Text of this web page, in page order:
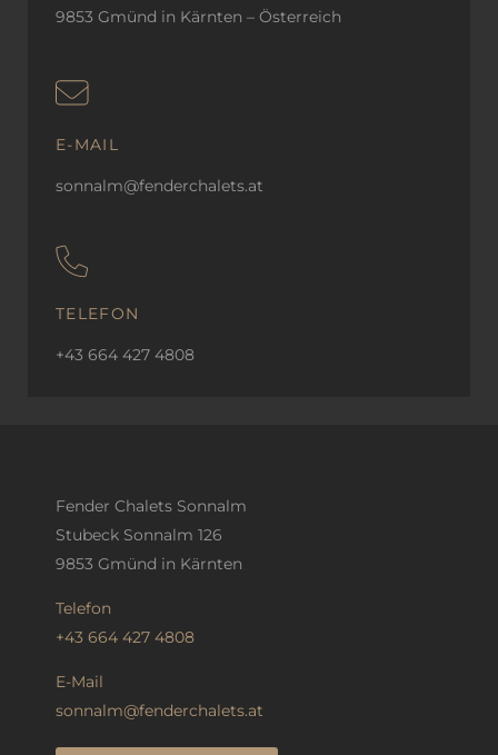
9853 Gmünd in Kärnten – Österreich
E-MAIL
sonnalm@fenderchalets.at
TELEFON
+43 664 427 4808
Fender Chalets Sonnalm
Stubeck Sonnalm 126
9853 Gmünd in Kärnten
Telefon
+43 664 427 4808
E-Mail
sonnalm@fenderchalets.at